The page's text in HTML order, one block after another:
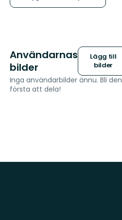
Användarnas
bilder
Lägg till
bilder
Inga användarbilder ännu. Bli den
första att dela!